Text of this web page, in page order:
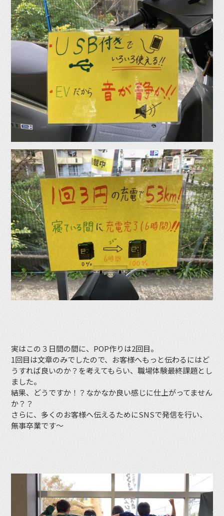
実はこの３日間の間に、POP作りは2回目。
1回目は文章のみでしたので、お客様へもっと伝わるにはど
うすれば良いのか？を考えてもらい、職場体験最終課題とし
ました。
結果、どうですか！？なかなか良い感じに仕上がってません
か？？
さらに、多くのお客様へ伝えるためにSNSで発信を行い、
無事卒業です〜